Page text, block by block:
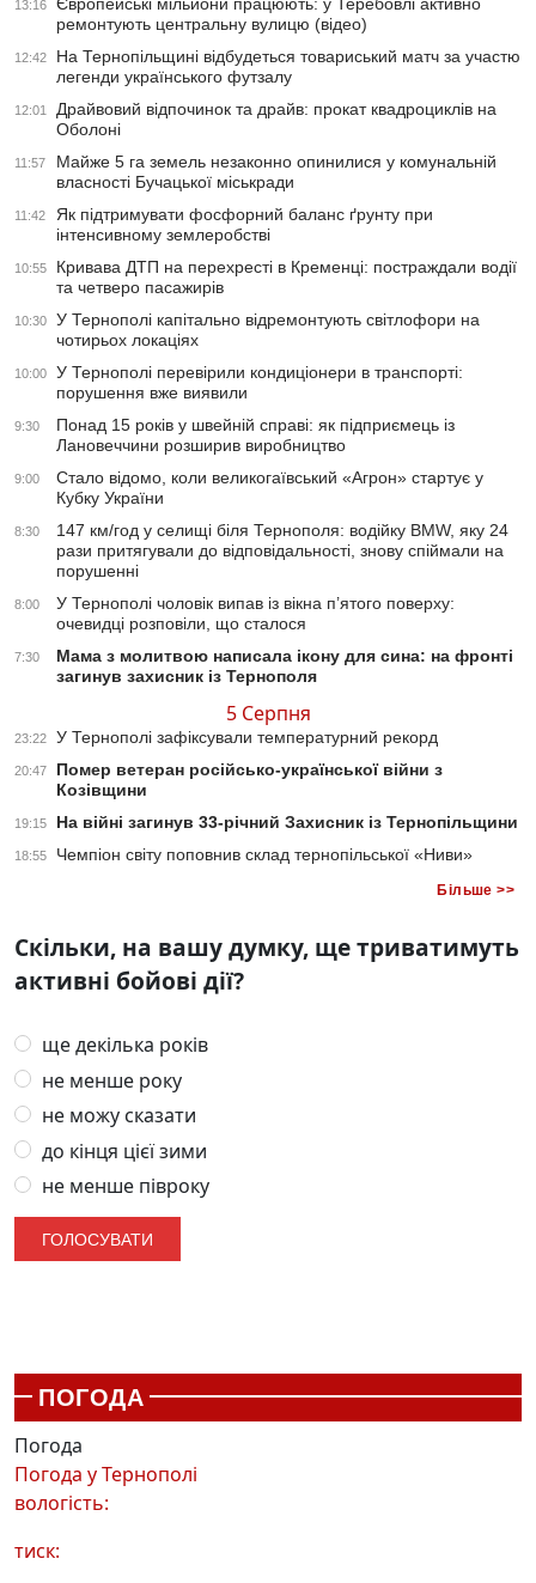
13:16
ремонтують центральну вулицю (відео)
12:42
На Тернопільщині відбудеться товариський матч за участю
легенди українського футзалу
12:01
Драйвовий відпочинок та драйв: прокат квадроциклів на
Оболоні
11:57
Майже 5 га земель незаконно опинилися у комунальній
власності Бучацької міськради
11:42
Як підтримувати фосфорний баланс ґрунту при
інтенсивному землеробстві
10:55
Кривава ДТП на перехресті в Кременці: постраждали водії
та четверо пасажирів
10:30
У Тернополі капітально відремонтують світлофори на
чотирьох локаціях
10:00
У Тернополі перевірили кондиціонери в транспорті:
порушення вже виявили
9:30
Понад 15 років у швейній справі: як підприємець із
Лановеччини розширив виробництво
9:00
Стало відомо, коли великогаївський «Агрон» стартує у
Кубку України
8:30
147 км/год у селищі біля Тернополя: водійку BMW, яку 24
рази притягували до відповідальності, знову спіймали на
порушенні
8:00
У Тернополі чоловік випав із вікна п’ятого поверху:
очевидці розповіли, що сталося
7:30
Мама з молитвою написала ікону для сина: на фронті
загинув захисник із Тернополя
5 Серпня
23:22 У Тернополі зафіксували температурний рекорд
20:47
Помер ветеран російсько-української війни з
Козівщини
19:15 На війні загинув 33-річний Захисник із Тернопільщини
18:55 Чемпіон світу поповнив склад тернопільської «Ниви»
Більше >>
Скільки, на вашу думку, ще триватимуть
активні бойові дії?
ще декілька років
не менше року
не можу сказати
до кінця цієї зими
не менше півроку
ПОГОДА
Погода
Погода уТернополі
вологість:
тиск: